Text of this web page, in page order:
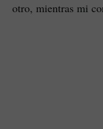
otro, mientras mi